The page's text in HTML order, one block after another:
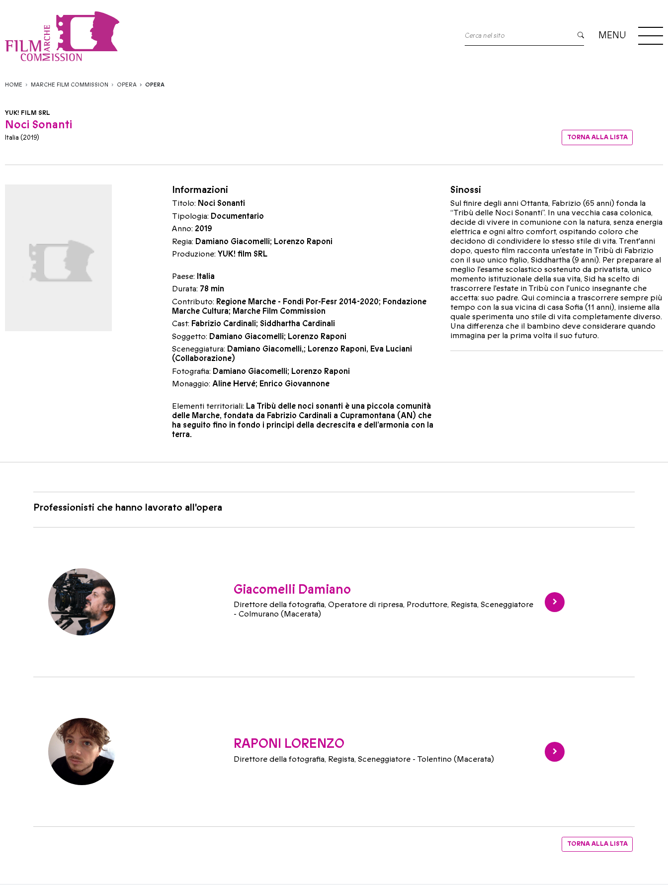
MENU
HOME MARCHE FILM COMMISSION OPERA OPERA
YUK! FILM SRL
Noci Sonanti
Italia (2019) TORNA ALLA LISTA
Informazioni
Titolo: Noci Sonanti
Tipologia: Documentario
Anno: 2019
Regia: Damiano Giacomelli; Lorenzo Raponi
Produzione:YUK! film SRL
Paese: Italia
Durata: 78 min
Contributo: Regione Marche - Fondi Por-Fesr 2014-2020; Fondazione
Marche Cultura; Marche Film Commission
Cast: Fabrizio Cardinali; Siddhartha Cardinali
Soggetto: Damiano Giacomelli; Lorenzo Raponi
Sceneggiatura: Damiano Giacomelli,; Lorenzo Raponi, Eva Luciani
(Collaborazione)
Fotografia: Damiano Giacomelli; Lorenzo Raponi
Monaggio:Aline Hervé; Enrico Giovannone
Elementi territoriali: La Tribù delle noci sonanti è una piccola comunità
delle Marche, fondata da Fabrizio Cardinali a Cupramontana (AN) che
ha seguito fino in fondo i principi della decrescita e dell’armonia con la
terra.
Sinossi
Sul finire degli anni Ottanta, Fabrizio (65 anni) fonda la
“Tribù delle Noci Sonanti”. In una vecchia casa colonica,
decide di vivere in comunione con la natura, senza energia
elettrica e ogni altro comfort, ospitando coloro che
decidono di condividere lo stesso stile di vita. Trent'anni
dopo, questo film racconta un'estate in Tribù di Fabrizio
con il suo unico figlio, Siddhartha (9 anni). Per preparare al
meglio l'esame scolastico sostenuto da privatista, unico
momento istituzionale della sua vita, Sid ha scelto di
trascorrere l'estate in Tribù con l'unico insegnante che
accetta: suo padre. Qui comincia a trascorrere sempre più
tempo con la sua vicina di casa Sofia (11 anni), insieme alla
quale sperimenta uno stile di vita completamente diverso.
Una differenza che il bambino deve considerare quando
immagina per la prima volta il suo futuro.
Professionisti che hanno lavorato all'opera
Giacomelli Damiano
Direttore della fotografia, Operatore di ripresa, Produttore, Regista, Sceneggiatore
- Colmurano (Macerata)
RAPONI LORENZO
Direttore della fotografia, Regista, Sceneggiatore - Tolentino (Macerata)
TORNA ALLA LISTA